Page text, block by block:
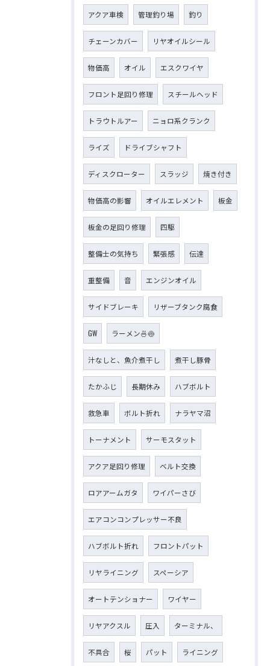
アクア車検 管理釣り場 釣り
チェーンカバー リヤオイルシール
物価高 オイル エスクワイヤ
フロント足回り修理 スチールヘッド
トラウトルアー ニョロ系クランク
ライズ ドライブシャフト
ディスクローター スラッジ 焼き付き
物価高の影響 オイルエレメント 板金
板金の足回り修理 四駆
整備士の気持ち 緊張感 伝達
重整備 音 エンジンオイル
サイドブレーキ リザーブタンク腐食
GW ラーメン🍜🍥
汁なしと、魚介煮干し 煮干し豚骨
たかふじ 長期休み ハブボルト
救急車 ボルト折れ ナラヤマ沼
トーナメント サーモスタット
アクア足回り修理 ベルト交換
ロアアームガタ ワイパーさび
エアコンコンプレッサー不良
ハブボルト折れ フロントパット
リヤライニング スペーシア
オートテンショナー ワイヤー
リヤアクスル 圧入 ターミナル、
不具合 桜 パット ライニング